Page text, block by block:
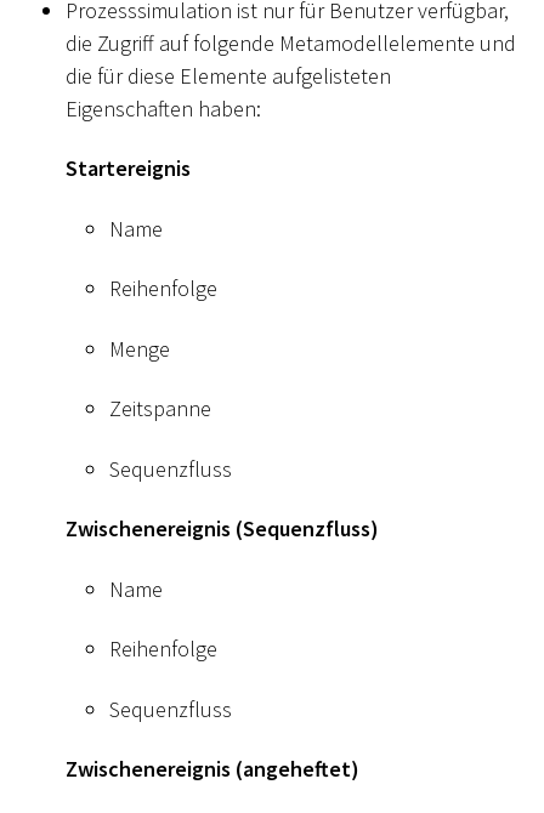
Prozesssimulation ist nur für Benutzer verfügbar,
die Zugriff auf folgende Metamodellelemente und
die für diese Elemente aufgelisteten
Eigenschaften haben:
Startereignis
Name
Reihenfolge
Menge
Zeitspanne
Sequenzfluss
Zwischenereignis (Sequenzfluss)
Name
Reihenfolge
Sequenzfluss
Zwischenereignis (angeheftet)